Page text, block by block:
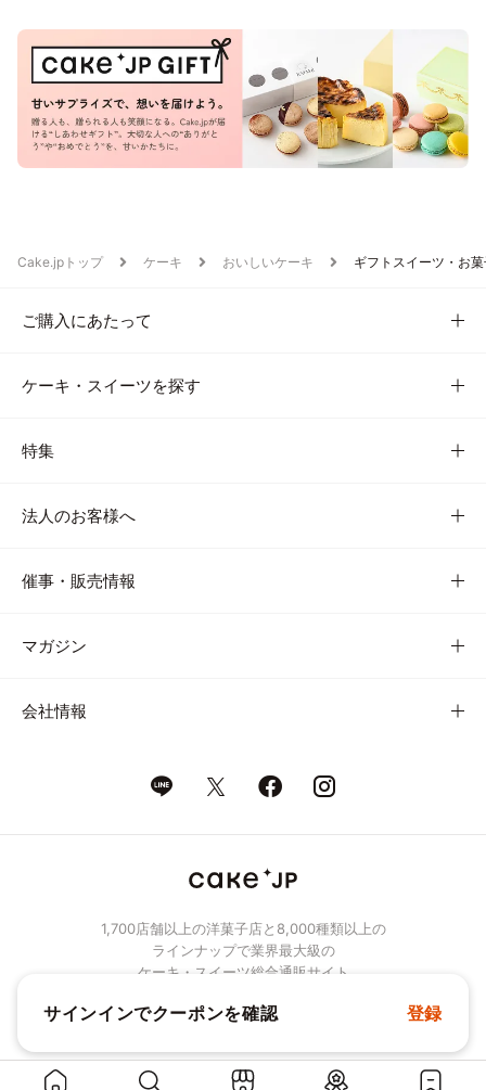
Cake.jpトップ ケーキ おいしいケーキ ギフトスイーツ・お
ご購入にあたって
ケーキ・スイーツを探す
特集
法人のお客様へ
催事・販売情報
マガジン
会社情報
1,700店舗以上の洋菓子店と8,000種類以上の
ラインナップで業界最大級の
ケーキ・スイーツ総合通販サイト
© Cake.jp Co., Ltd.
サインインでクーポンを確認 登録